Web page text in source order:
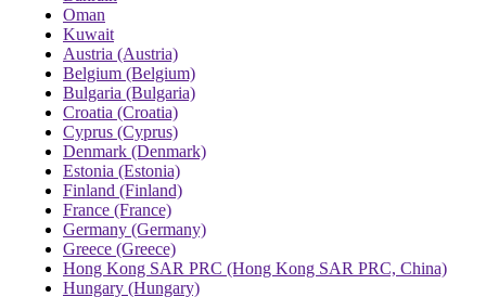
Oman
Kuwait
Austria (Austria)
Belgium (Belgium)
Bulgaria (Bulgaria)
Croatia (Croatia)
Cyprus (Cyprus)
Denmark (Denmark)
Estonia (Estonia)
Finland (Finland)
France (France)
Germany (Germany)
Greece (Greece)
Hong Kong SAR PRC (Hong Kong SAR PRC, China)
Hungary (Hungary)